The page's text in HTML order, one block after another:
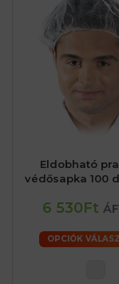
Eldobható
védősapka 100
6 530Ft
OPCIÓK